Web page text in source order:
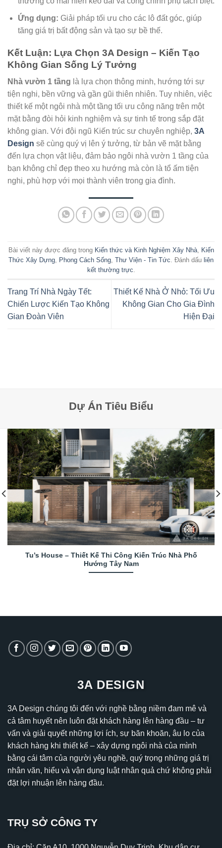
Ứng dụng: Giải pháp tối ưu cho các lô đất góc, giúp
tăng giá trị bất động sản và tạo sự bề thế.
Kết Luận: Lựa Chọn 3A Design – Kiến Tạo
Không Gian Sống Lý Tưởng
Nhà vườn 1 tầng là lựa chọn thông minh, hướng tới sự
tiện nghi, bền vững và gần gũi thiên nhiên. Tuy nhiên, việc
thiết kế một ngôi nhà một tầng tối ưu công năng trên một
mặt bằng đòi hỏi kinh nghiệm và sự tinh tế trong sắp đặt
không gian. Với đội ngũ Kiến trúc sư chuyên nghiệp, 3A
Design sẽ cùng quý vị lên ý tưởng, từ bản vẽ mặt bằng
đến lựa chọn vật liệu, đảm bảo ngôi nhà vườn 1 tầng của
bạn không chỉ đẹp theo xu hướng mà còn là tổ ấm tiện
nghi, phù hợp với mọi thành viên trong gia đình.
Bài viết này được đăng trong Kiến thức và Kinh Nghiệm Xây Nhà, Kiến
Thức Xây Dựng Phong Cách Sống Thư Viện - Tin Tức . Đánh dấu liên
kết thường trực
Trang Trí Nhà Ngày Tết:
Chiến Lược Kiến Tạo Không
Gian Đoàn Viên
Thiết Kế Nhà Ở Nhỏ: Tối Ưu
Không Gian Cho Gia Đình
Hiện Đại
Dự Án Tiêu Biểu
Tu’s House – Thiết Kế Thi Công Kiến Trúc Nhà Phố
Hướng Tây Nam
3A DESIGN
3A Design chúng tôi đến với nghề bằng niềm đam mê và
cả tâm huyết nên luôn đặt khách hàng lên hàng đầu – tư
vấn và giải quyết những lợi ích, sự băn khoăn, âu lo của
khách hàng khi thiết kế – xây dựng ngôi nhà của mình
bằng cái tâm của người yêu nghề, quý trọng những giá trị
nhân văn, hiểu và vận dụng luật nhân quả chứ không phải
đặt lợi nhuận lên hàng đầu.
TRỤ SỞ CÔNG TY